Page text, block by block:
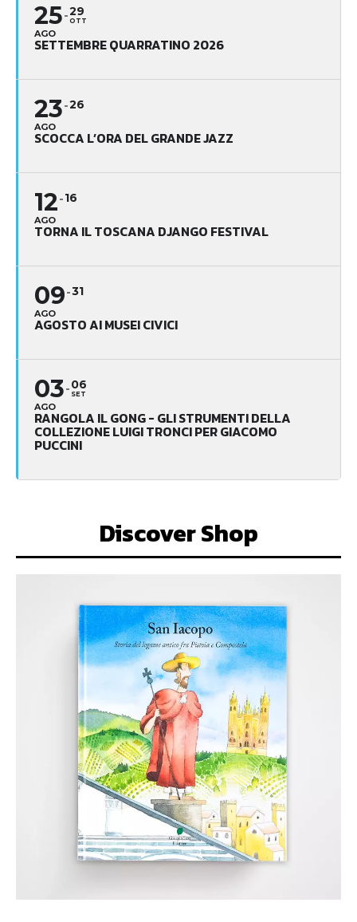
25
AGO
29
OTT
SETTEMBRE QUARRATINO 2026
23
AGO
26
SCOCCA L’ORA DEL GRANDE JAZZ
12
AGO
16
TORNA IL TOSCANA DJANGO FESTIVAL
09
AGO
31
AGOSTO AI MUSEI CIVICI
03
AGO
06
SET
RANGOLA IL GONG - GLI STRUMENTI DELLA
COLLEZIONE LUIGI TRONCI PER GIACOMO
PUCCINI
Discover Shop